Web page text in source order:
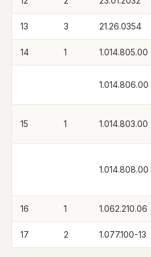
13 3 21.26.0354
14 1 1.014.805.00
1.014.806.00
15 1 1.014.803.00
1.014.808.00
16 1 1.062.210.06
17 2 1.077.100-13